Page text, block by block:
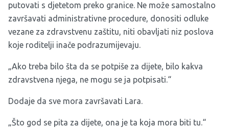
putovati s djetetom preko granice. Ne može samostalno
završavati administrativne procedure, donositi odluke
vezane za zdravstvenu zaštitu, niti obavljati niz poslova
koje roditelji inače podrazumijevaju.
„Ako treba bilo šta da se potpiše za dijete, bilo kakva
zdravstvena njega, ne mogu se ja potpisati.“
Dodaje da sve mora završavati Lara.
„Što god se pita za dijete, ona je ta koja mora biti tu.“